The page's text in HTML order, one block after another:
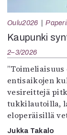
Oulu2026
Kaupunki
2–3/2026
entisaikojen
vesireittejä
tukkilautoilla,
eloperäisillä
Jukka Takalo